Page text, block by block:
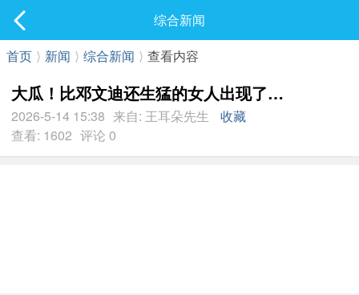
最新发表
综合新闻
首页 ⟩ 新闻 ⟩ 综合新闻 ⟩ 查看内容
大瓜！比邓文迪还生猛的女人出现了…
2026-5-14 15:38 来自: 王耳朵先生
收藏
查看: 1602 评论 0